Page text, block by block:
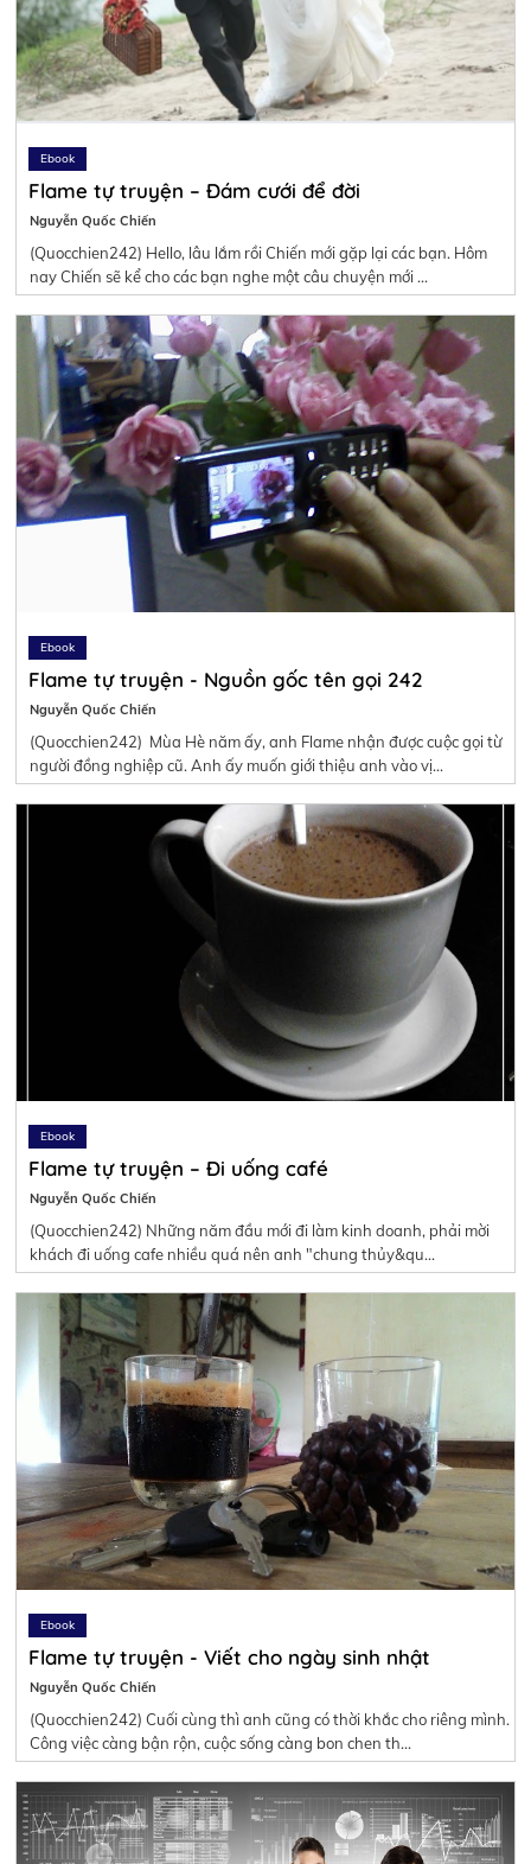
Ebook
Flame tự truyện – Đám cưới để đời
Nguyễn Quốc Chiến
(Quocchien242) Hello, lâu lắm rồi Chiến mới gặp lại các bạn. Hôm
nay Chiến sẽ kể cho các bạn nghe một câu chuyện mới …
Ebook
Flame tự truyện - Nguồn gốc tên gọi 242
Nguyễn Quốc Chiến
(Quocchien242) Mùa Hè năm ấy, anh Flame nhận được cuộc gọi từ
người đồng nghiệp cũ. Anh ấy muốn giới thiệu anh vào vị…
Ebook
Flame tự truyện – Đi uống café
Nguyễn Quốc Chiến
(Quocchien242) Những năm đầu mới đi làm kinh doanh, phải mời
khách đi uống cafe nhiều quá nên anh "chung thủy&qu…
Ebook
Flame tự truyện - Viết cho ngày sinh nhật
Nguyễn Quốc Chiến
(Quocchien242) Cuối cùng thì anh cũng có thời khắc cho riêng mình.
Công việc càng bận rộn, cuộc sống càng bon chen th…